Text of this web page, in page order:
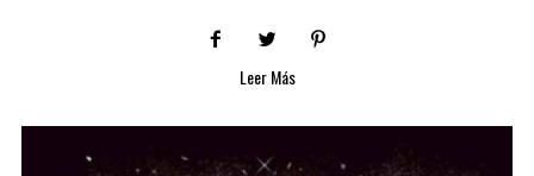
Leer Más